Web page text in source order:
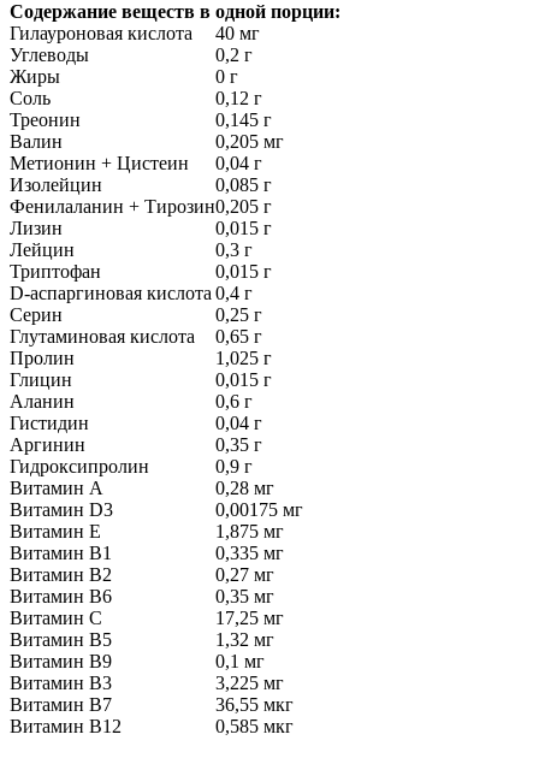
Содержание веществ в одной порции:
Гилауроновая кислота
40 мг
Углеводы
0,2 г
Жиры
0 г
Соль
0,12 г
Треонин
0,145 г
Валин
0,205 мг
Метионин + Цистеин
0,04 г
Изолейцин
0,085 г
Фенилаланин + Тирозин0,205 г
Лизин
0,015 г
Лейцин
0,3 г
Триптофан
0,015 г
D-аспаргиновая кислота 0,4 г
Серин
0,25 г
Глутаминовая кислота
0,65 г
Пролин
1,025 г
Глицин
0,015 г
Аланин
0,6 г
Гистидин
0,04 г
Аргинин
0,35 г
Гидроксипролин
0,9 г
Витамин А
0,28 мг
Витамин D3
0,00175 мг
Витамин Е
1,875 мг
Витамин В1
0,335 мг
Витамин В2
0,27 мг
Витамин В6
0,35 мг
Витамин С
17,25 мг
Витамин В5
1,32 мг
Витамин В9
0,1 мг
Витамин В3
3,225 мг
Витамин В7
36,55 мкг
Витамин В12
0,585 мкг